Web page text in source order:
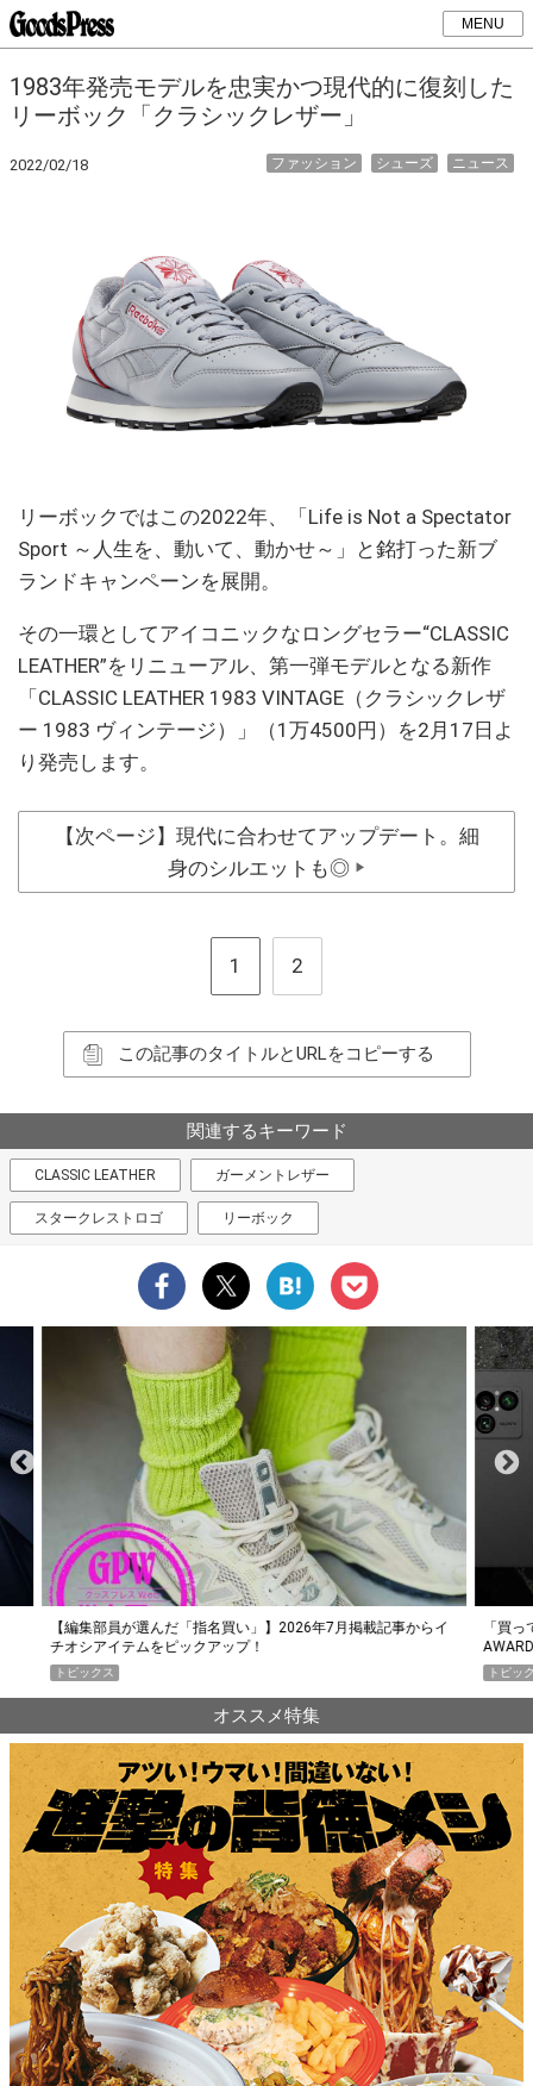
MENU
1983年発売モデルを忠実かつ現代的に復刻した
リーボック「クラシックレザー」
2022/02/18 ニュース
シューズ
ファッション
リーボックではこの2022年、「Life is Not a Spectator
Sport ～人生を、動いて、動かせ～」と銘打った新ブ
ランドキャンペーンを展開。
その一環としてアイコニックなロングセラー“CLASSIC
LEATHER”をリニューアル、第一弾モデルとなる新作
「CLASSIC LEATHER 1983 VINTAGE（クラシックレザ
ー 1983 ヴィンテージ）」（1万4500円）を2月17日よ
り発売します。
【次ページ】現代に合わせてアップデート。細
身のシルエットも◎ ▶
1 2
この記事のタイトルとURLをコピーする
関連するキーワード
CLASSIC LEATHER ガーメントレザー
スタークレストロゴ リーボック
「買って損なし」の極上スマホ5選【GoodsPress 2026上半期
AWARD】
トピックス
薄着
PR
オススメ特集